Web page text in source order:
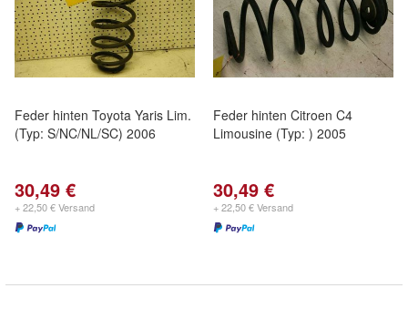
Feder hinten Toyota Yaris Lim.
(Typ: S/NC/NL/SC) 2006
30,49 €
+ 22,50 € Versand
Feder hinten Citroen C4
Limousine (Typ: ) 2005
30,49 €
+ 22,50 € Versand